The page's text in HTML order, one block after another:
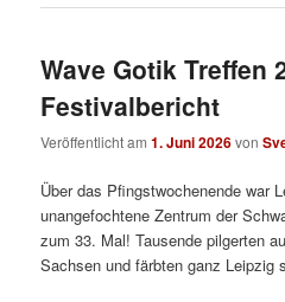
Wave Gotik Treffen
Festivalbericht
Veröffentlicht am1. Juni 2026von
Über das Pfingstwochenende war
unangefochtene Zentrum der
zum 33. Mal! Tausende pilgerten
Sachsen und färbten ganz Leipzig